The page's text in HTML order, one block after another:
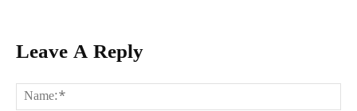
Leave A Reply